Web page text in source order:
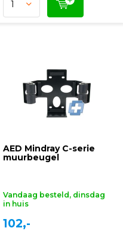
AED Mindray C-serie
muurbeugel
Vandaag besteld, dinsdag
in huis
102,-